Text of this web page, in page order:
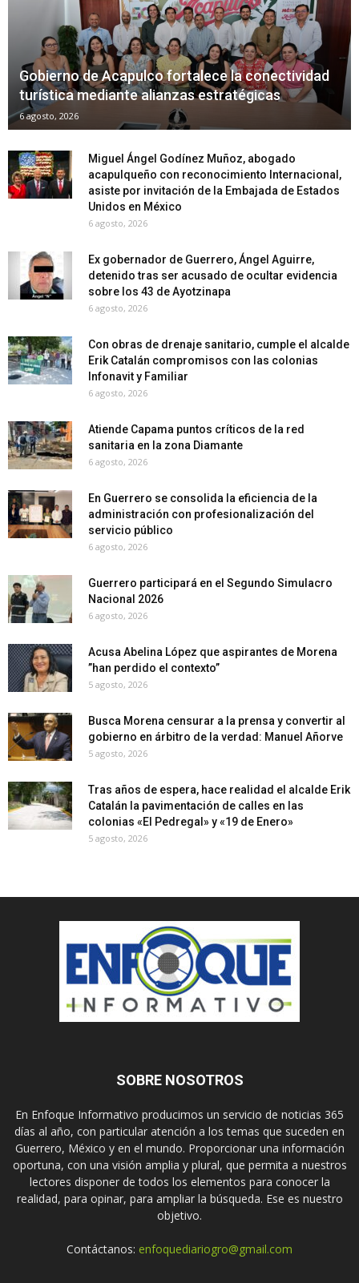
Gobierno de Acapulco fortalece la conectividad
turística mediante alianzas estratégicas
6 agosto, 2026
Miguel Ángel Godínez Muñoz, abogado
acapulqueño con reconocimiento Internacional,
asiste por invitación de la Embajada de Estados
Unidos en México
6 agosto, 2026
Ex gobernador de Guerrero, Ángel Aguirre,
detenido tras ser acusado de ocultar evidencia
sobre los 43 de Ayotzinapa
6 agosto, 2026
Con obras de drenaje sanitario, cumple el alcalde
Erik Catalán compromisos con las colonias
Infonavit y Familiar
6 agosto, 2026
Atiende Capama puntos críticos de la red
sanitaria en la zona Diamante
6 agosto, 2026
En Guerrero se consolida la eficiencia de la
administración con profesionalización del
servicio público
6 agosto, 2026
Guerrero participará en el Segundo Simulacro
Nacional 2026
6 agosto, 2026
Acusa Abelina López que aspirantes de Morena
”han perdido el contexto”
5 agosto, 2026
Busca Morena censurar a la prensa y convertir al
gobierno en árbitro de la verdad: Manuel Añorve
5 agosto, 2026
Tras años de espera, hace realidad el alcalde Erik
Catalán la pavimentación de calles en las
colonias «El Pedregal» y «19 de Enero»
5 agosto, 2026
SOBRE NOSOTROS
En Enfoque Informativo producimos un servicio de noticias 365
días al año, con particular atención a los temas que suceden en
Guerrero, México y en el mundo. Proporcionar una información
oportuna, con una visión amplia y plural, que permita a nuestros
lectores disponer de todos los elementos para conocer la
realidad, para opinar, para ampliar la búsqueda. Ese es nuestro
objetivo.
Contáctanos: enfoquediariogro@gmail.com